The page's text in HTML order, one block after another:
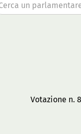
un
Votazione n.